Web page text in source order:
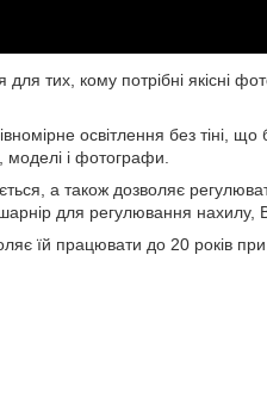
тих, кому потрібні якісні
освітлення без тіні,
і фотографи.
а також дозволяє
для регулювання нахилу,
їй працювати до 20 років